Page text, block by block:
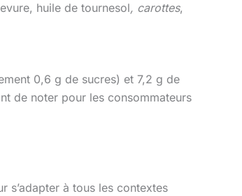
huile de tournesol, carottes,
0,6 g de sucres) et 7,2 g de
de noter pour les consommateurs
s’adapter à tous les contextes